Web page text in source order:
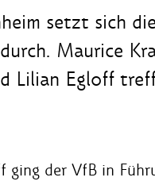
setzt sich
Maurice
Lilian Egloff
ging der VfB in